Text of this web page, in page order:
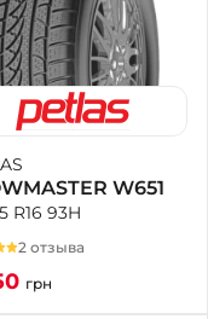
W651
R16 93H
2 отзыва
грн